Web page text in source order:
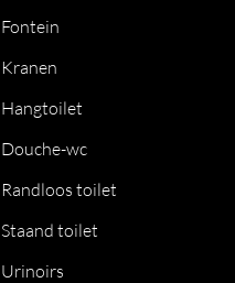
Fontein
Kranen
Hangtoilet
Douche-wc
Randloos toilet
Staand toilet
Urinoirs